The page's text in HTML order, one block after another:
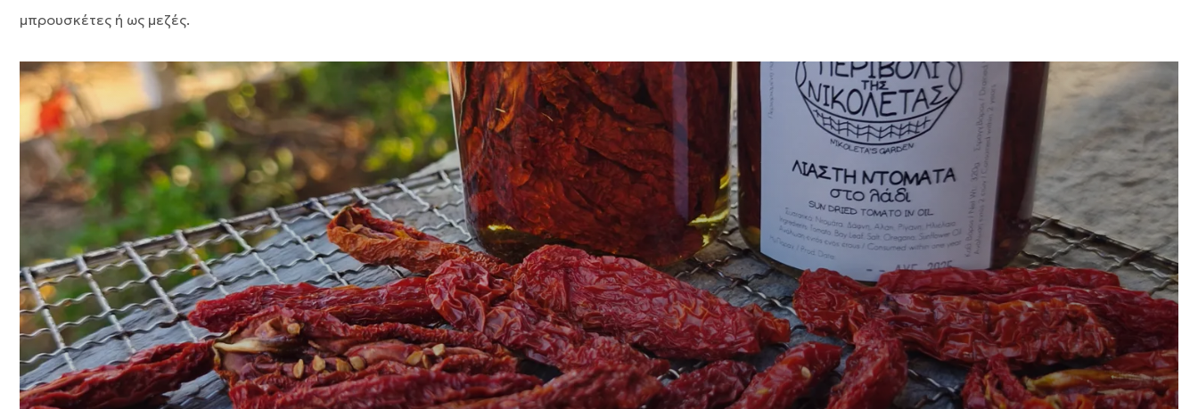
μπρουσκέτες ή ως μεζές.